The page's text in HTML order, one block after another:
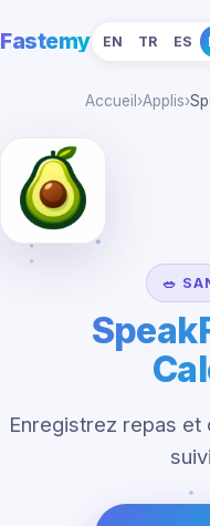
Fastemy EN TR ES
Accueil ›Applis›
🥗
Enregistrez repas et